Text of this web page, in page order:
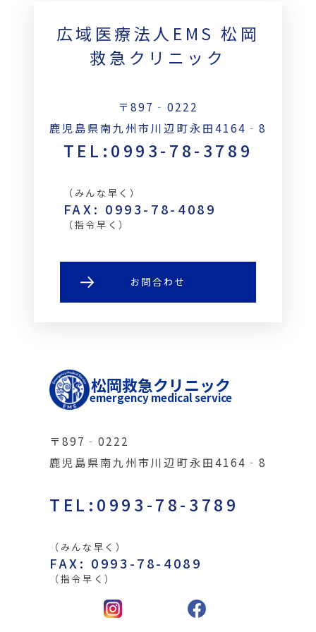
広域医療法人EMS 松岡
救急クリニック
〒897‐0222
鹿児島県南九州市川辺町永田4164‐8
TEL:0993-78-3789
（みんな早く）
FAX: 0993-78-4089
（指令早く）
お問合わせ
松岡救急クリニック
emergency medical service
〒897‐0222
鹿児島県南九州市川辺町永田4164‐8
TEL:0993-78-3789
（みんな早く）
FAX: 0993-78-4089
（指令早く）